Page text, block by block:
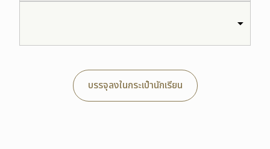
บรรจุลงในกระเป๋านักเรียน